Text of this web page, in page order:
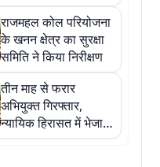
राजमहल कोल परियोजना
के खनन क्षेत्र का सुरक्षा
समिति ने किया निरीक्षण
तीन माह से फरार
अभियुक्त गिरफ्तार,
न्यायिक हिरासत में भेजा
गया जेल